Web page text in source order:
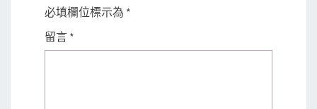
必填欄位標示為 *
留言 *